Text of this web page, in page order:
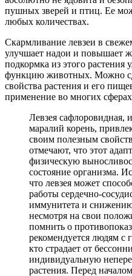
пушных зверей и птиц. Ее
любых количествах.
Скармливание левзеи в
улучшает надои и повышает
подкормка из этого
функцию животных. Можно
свойства растения и его
применение во многих сферах
Левзея сафлоровидная,
маралий корень,
своим полезным
отмечают, что этот
физическую
состояние организма.
что левзея может
работы сердечно-
иммунитета и
несмотря на свои
помнить о
рекомендуется людям с
кто страдает от
индивидуальную
растения. Перед